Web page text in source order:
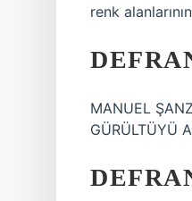
renk
MANUEL
GÜRÜLTÜYÜ